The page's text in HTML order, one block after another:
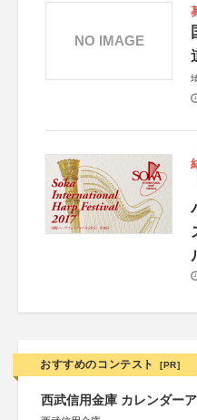
NO IMAGE
おすすめのコンテスト [PR]
西武信用金庫 カレンダー